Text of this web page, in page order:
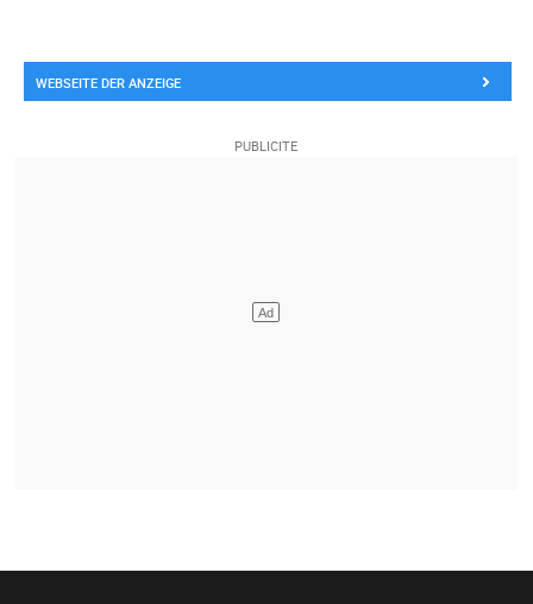
WEBSEITE DER ANZEIGE